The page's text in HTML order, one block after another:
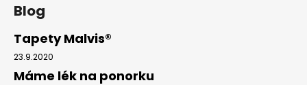
Blog
Tapety Malvis®
23.9.2020
Máme lék na ponorku